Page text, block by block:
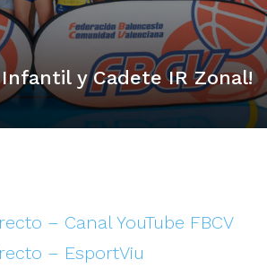
Infantil y Cadete IR Zonal!
– Canal YouTube FBCV
– EsportViu